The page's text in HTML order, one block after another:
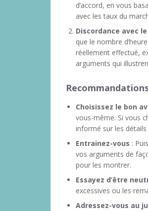
d’accord, en vous
avec les taux du
Discordance avec
que le nombre
réellement effectué,
arguments qui
Choisissez le bon
vous-même. Si vous
informé sur les
Entrainez-vous :
vos arguments de
pour les montrer.
Essayez d’être
excessives ou les
Adressez-vous au